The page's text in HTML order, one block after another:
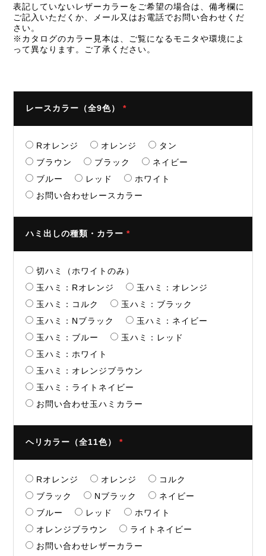
表記していないレザーカラーをご希望の場合は、備考欄に
ご記入いただくか、メール又はお電話でお問い合わせくだ
さい。
※カタログのカラー見本は、ご覧になるモニタや環境によ
って異なります。ご了承ください。
レースカラー（全9色）*
Rオレンジ オレンジ
タン
ブラウン
ブラック
ネイビー
ブルー
レッド
ホワイト
お問い合わせレースカラー
ハミ出しの種類・カラー*
切ハミ（ホワイトのみ）
玉ハミ：Rオレンジ
玉ハミ：オレンジ
玉ハミ：コルク
玉ハミ：ブラック
玉ハミ：Nブラック
玉ハミ：ネイビー
玉ハミ：ブルー
玉ハミ：レッド
玉ハミ：ホワイト
玉ハミ：オレンジブラウン
玉ハミ：ライトネイビー
お問い合わせ玉ハミカラー
ヘリカラー（全11色）*
Rオレンジ オレンジ
コルク
ブラック
Nブラック
ネイビー
ブルー
レッド
ホワイト
オレンジブラウン
ライトネイビー
お問い合わせレザーカラー